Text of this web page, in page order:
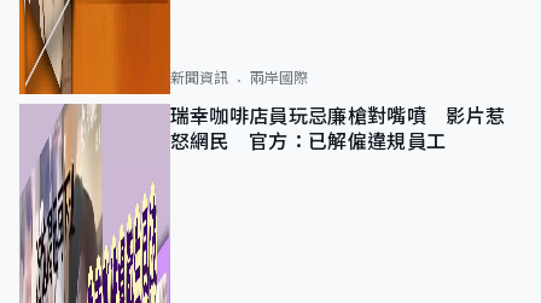
新聞資訊 兩岸國際
瑞幸咖啡店員玩忌廉槍對嘴噴 影片惹
怒網民 官方：已解僱違規員工